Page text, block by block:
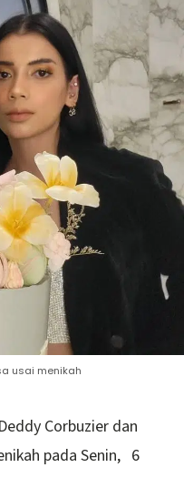
usai menikah
Corbuzier dan
pada Senin, 6